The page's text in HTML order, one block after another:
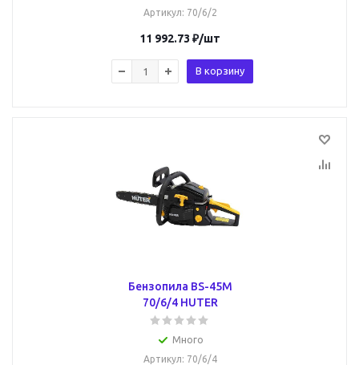
Артикул: 70/6/2
11 992.73 ₽/шт
В корзину
Бензопила BS-45М
70/6/4 HUTER
Много
Артикул: 70/6/4